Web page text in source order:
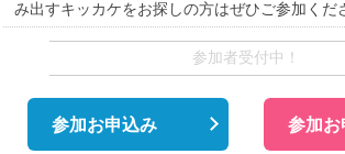
み出すキッカケをお探しの方はぜひご参加くだ
参加者受付中！
参加お申込み 参加お